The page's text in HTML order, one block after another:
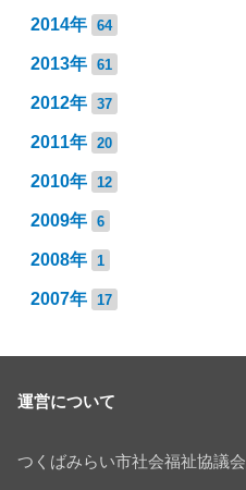
2014年 64
2013年 61
2012年 37
2011年 20
2010年 12
2009年 6
2008年 1
2007年 17
運営について
つくばみらい市社会福祉協議会